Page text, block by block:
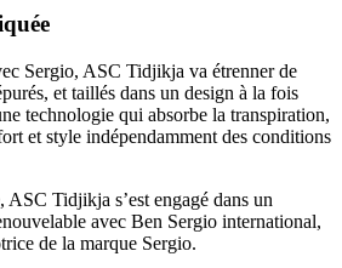
Sergio, ASC Tidjikja va étrenner de
et taillés dans un design à la fois
technologie qui absorbe la transpiration,
et style indépendamment des conditions
ASC Tidjikja s’est engagé dans un
avec Ben Sergio international,
de la marque Sergio.